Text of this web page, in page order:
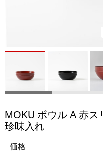
MOKU ボウル A 赤ス
珍味入れ
価格